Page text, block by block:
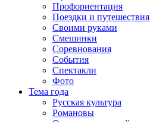
Профориентация
Поездки и путешествия
Своими руками
Смешинки
Соревнования
События
Спектакли
Фото
Тема года
Русская культура
Романовы